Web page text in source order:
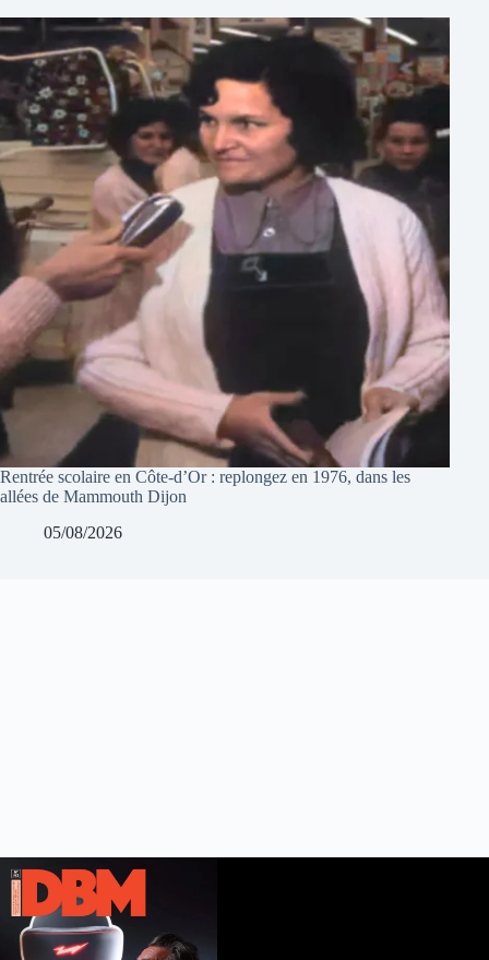
Rentrée scolaire en Côte-d’Or : replongez en 1976, dans les
allées de Mammouth Dijon
05/08/2026